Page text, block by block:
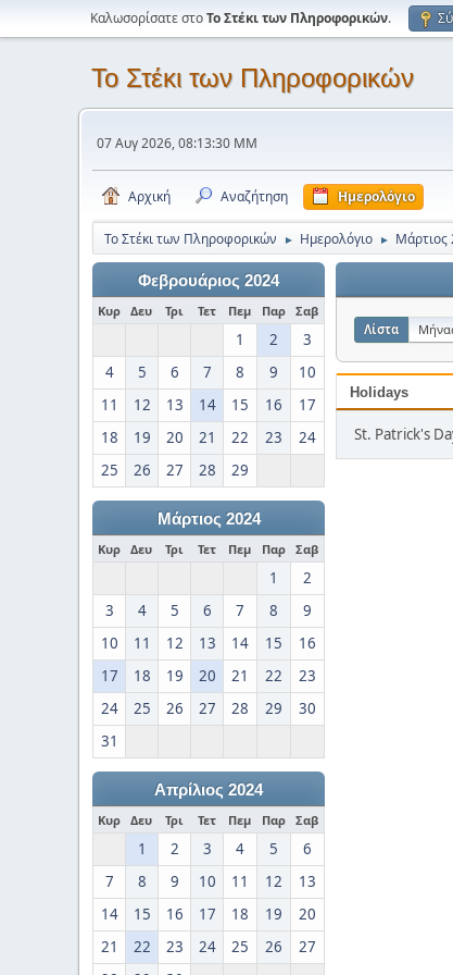
Καλωσορίσατε στοΤο Στέκι των Πληροφορικών.
Το Στέκι των Πληροφορικών
07 Αυγ 2026, 08:13:30 ΜΜ
Αρχική Αναζήτηση Ημερολόγιο
Το Στέκι των Πληροφορικών ► Ημερολόγιο ► Μάρτιος
Φεβρουάριος 2024
Κυρ Δευ Τρι Τετ Πεμ Παρ Σαβ
1 2
3
4
5 6 7 8 9
10
11
12 13 14 15 16
17
18
19 20 21 22 23
24
25
26 27 28 29
Μάρτιος 2024
Κυρ Δευ Τρι Τετ Πεμ Παρ Σαβ
1
2
3
4 5 6 7 8
9
10
11 12 13 14 15
16
17
18 19 20 21 22
23
24
25 26 27 28 29
30
31
Απρίλιος 2024
Κυρ Δευ Τρι Τετ Πεμ Παρ Σαβ
1 2 3 4 5
6
7
8 9 10 11 12
13
14
15 16 17 18 19
20
21
22 23 24 25 26
27
Λίστα
Holidays
St. Patrick's